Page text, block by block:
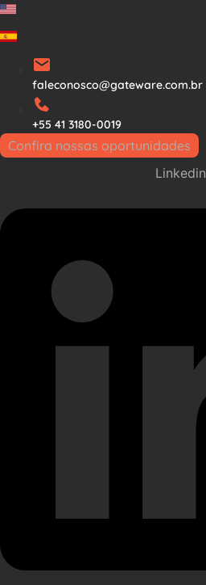
Ir
para
conteúdo
faleconosco@gateware.com.br
+55 41 3180-0019
Confira nossas oportunidades
Linkedin